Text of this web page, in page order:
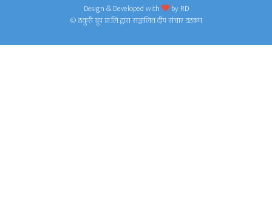
Design & Developed with byRD
© ठकुरी ग्रुप प्रा.लि द्वारा सञ्चालित दीप संचार डटकम